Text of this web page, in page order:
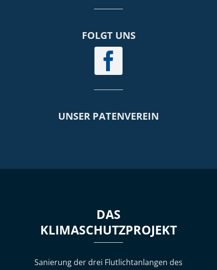
FOLGT UNS
UNSER PATENVEREIN
DAS
KLIMASCHUTZPROJEKT
Sanierung der drei Flutlichtanlangen des